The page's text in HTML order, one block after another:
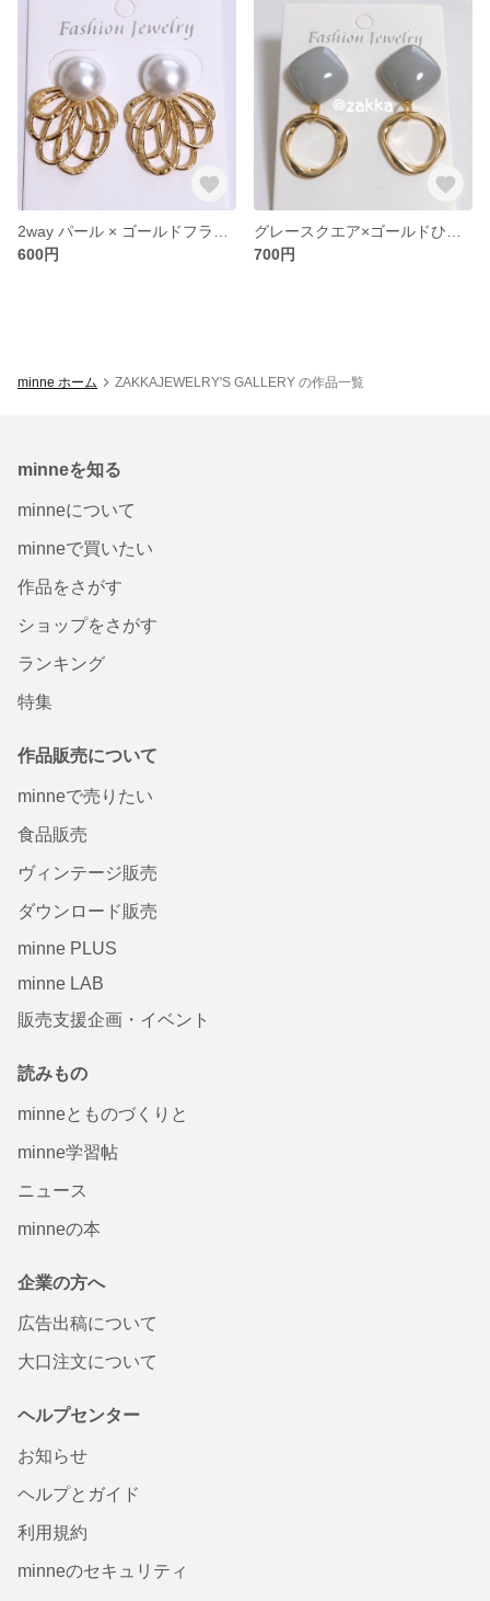
600円
700円
minne ホーム ZAKKAJEWELRY'S GALLERY の作品一覧
minneを知る
minneについて
minneで買いたい
作品をさがす
ショップをさがす
ランキング
特集
作品販売について
minneで売りたい
食品販売
ヴィンテージ販売
ダウンロード販売
minne PLUS
minne LAB
販売支援企画・イベント
読みもの
minneとものづくりと
minne学習帖
ニュース
minneの本
企業の方へ
広告出稿について
大口注文について
ヘルプセンター
お知らせ
ヘルプとガイド
利用規約
minneのセキュリティ